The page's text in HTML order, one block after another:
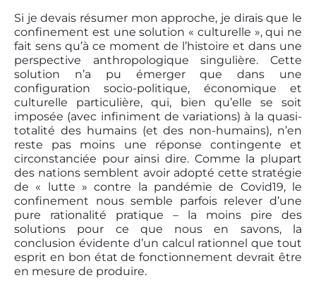
Si je devais résumer mon approche, je dirais que le
confinement est une solution « culturelle », qui ne
fait sens qu’à ce moment de l’histoire et dans une
perspective anthropologique singulière. Cette
solution n’a pu émerger que dans une
configuration socio-politique, économique et
culturelle particulière, qui, bien qu’elle se soit
imposée (avec infiniment de variations) à la quasi-
totalité des humains (et des non-humains), n’en
reste pas moins une réponse contingente et
circonstanciée pour ainsi dire. Comme la plupart
des nations semblent avoir adopté cette stratégie
de « lutte » contre la pandémie de Covid19, le
confinement nous semble parfois relever d’une
pure rationalité pratique – la moins pire des
solutions pour ce que nous en savons, la
conclusion évidente d’un calcul rationnel que tout
esprit en bon état de fonctionnement devrait être
en mesure de produire.